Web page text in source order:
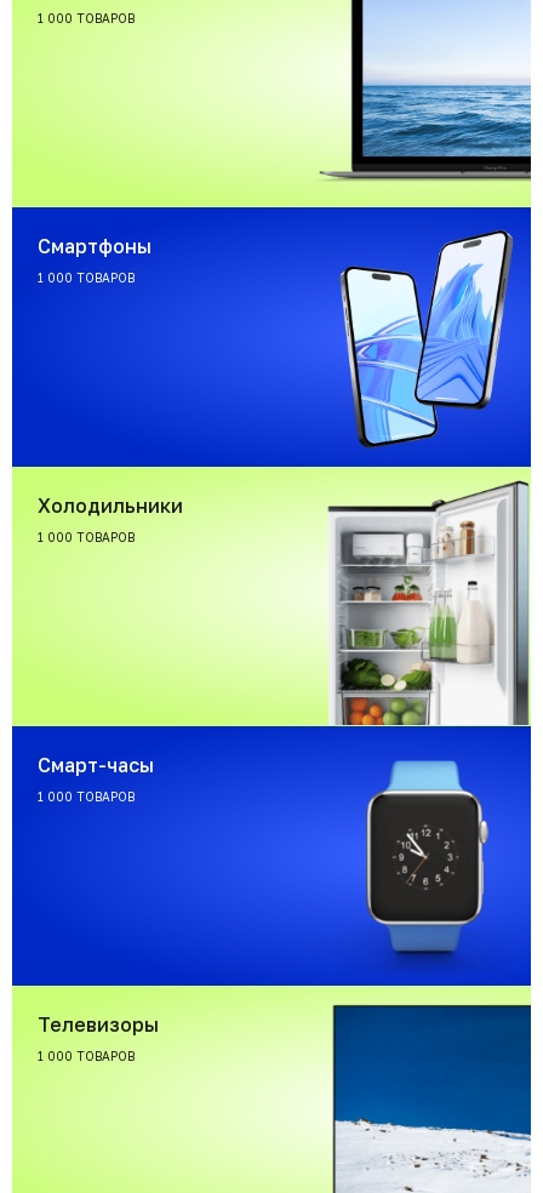
1 000 ТОВАРОВ
Смартфоны
1 000 ТОВАРОВ
Холодильники
1 000 ТОВАРОВ
Смарт-часы
1 000 ТОВАРОВ
Телевизоры
1 000 ТОВАРОВ